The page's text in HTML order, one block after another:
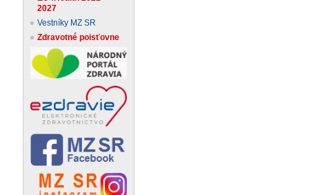
2027
Vestníky MZ SR
Zdravotné poisťovne